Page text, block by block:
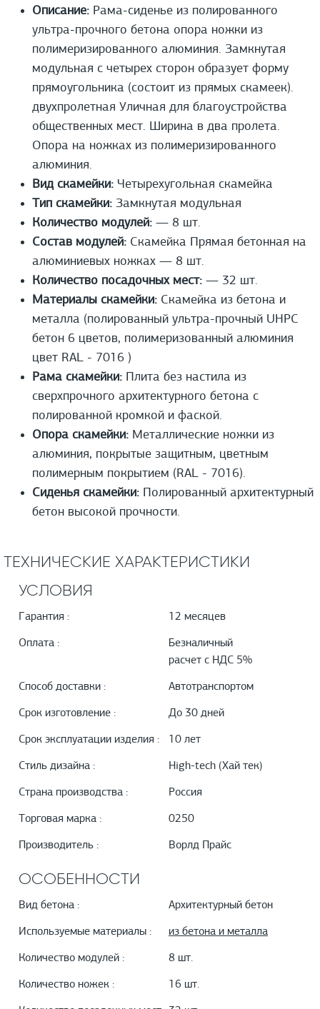
Описание: Рама-сиденье из полированного
ультра-прочного бетона опора ножки из
полимеризированного алюминия. Замкнутая
модульная с четырех сторон образует форму
прямоугольника (состоит из прямых скамеек).
двухпролетная Уличная для благоустройства
общественных мест. Ширина в два пролета.
Опора на ножках из полимеризированного
алюминия.
Вид скамейки: Четырехугольная скамейка
Тип скамейки: Замкнутая модульная
Количество модулей: — 8 шт.
Состав модулей: Скамейка Прямая бетонная на
алюминиевых ножках — 8 шт.
Количество посадочных мест: — 32 шт.
Материалы скамейки: Cкамейка из бетона и
металла (полированный ультра-прочный UHPС
бетон 6 цветов, полимеризованный алюминия
цвет RAL - 7016 )
Рама скамейки: Плита без настила из
сверхпрочного архитектурного бетона с
полированной кромкой и фаской.
Опора скамейки: Металлические ножки из
алюминия, покрытые защитным, цветным
полимерным покрытием (RAL - 7016).
Сиденья скамейки: Полированный архитектурный
бетон высокой прочности.
ТЕХНИЧЕСКИЕ ХАРАКТЕРИСТИКИ
УСЛОВИЯ
Гарантия : 12 месяцев
Оплата :
Безналичный
расчет с НДС 5%
Способ доставки : Автотранспортом
Срок изготовление : До 30 дней
Срок эксплуатации изделия : 10 лет
Стиль дизайна : High-tech (Хай тек)
Страна производства : Россия
Торговая марка : 0250
Производитель : Ворлд Прайс
ОСОБЕННОСТИ
Вид бетона : Архитектурный бетон
Используемые материалы : из бетона и металла
Количество модулей : 8 шт.
Количество ножек : 16 шт.